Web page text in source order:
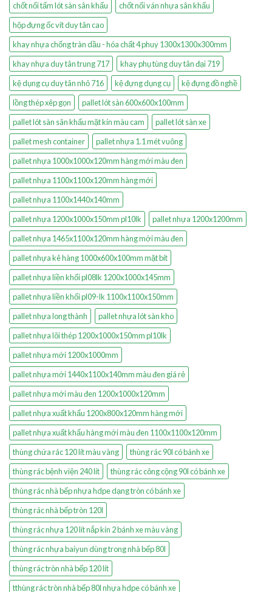
chốt nối tấm lót sàn sân khấu
chốt nối ván nhựa sân khấu
hộp đựng ốc vít duy tân cao
khay nhựa chống tràn dầu - hóa chất 4 phuy 1300x1300x300mm
khay nhựa duy tân trung 717
khay phụ tùng duy tân đại 719
kệ dụng cụ duy tân nhỏ 716
kệ đựng dụng cụ
kệ đựng đồ nghề
lồng thép xêp gọn
pallet lót sàn 600x600x100mm
pallet lót sàn sân khấu mặt kín màu cam
pallet lót sàn xe
pallet mesh container
pallet nhựa 1.1 mét vuông
pallet nhựa 1000x1000x120mm hàng mới màu đen
pallet nhựa 1100x1100x120mm hàng mới
pallet nhựa 1100x1440x140mm
pallet nhựa 1200x1000x150mm pl10lk
pallet nhựa 1200x1200mm
pallet nhựa 1465x1100x120mm hàng mới màu đen
pallet nhựa kê hàng 1000x600x100mm mặt bít
pallet nhựa liền khối pl08lk 1200x1000x145mm
pallet nhựa liền khối pl09-lk 1100x1100x150mm
pallet nhựa long thành
pallet nhựa lót sàn kho
pallet nhựa lõi thép 1200x1000x150mm pl10lk
pallet nhựa mới 1200x1000mm
pallet nhựa mới 1440x1100x140mm màu đen giá rẻ
pallet nhựa mới màu đen 1200x1000x120mm
pallet nhựa xuất khẩu 1200x800x120mm hàng mới
pallet nhựa xuất khẩu hàng mới màu đen 1100x1100x120mm
thùng chứa rác 120 lít màu vàng
thùng rác 90l có bánh xe
thùng rác bệnh viện 240 lít
thùng rác công cộng 90l có bánh xe
thùng rác nhà bếp nhựa hdpe dạng tròn có bánh xe
thùng rác nhà bếp tròn 120l
thùng rác nhựa 120 lít nắp kín 2 bánh xe màu vàng
thùng rác nhựa baiyun dùng trong nhà bếp 80l
thùng rác tròn nhà bếp 120 lít
tthùng rác tròn nhà bếp 80l nhựa hdpe có bánh xe